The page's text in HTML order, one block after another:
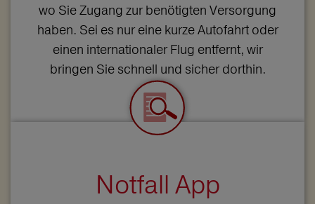
wo Sie Zugang zur benötigten Versorgung
haben. Sei es nur eine kurze Autofahrt oder
einen internationaler Flug entfernt, wir
bringen Sie schnell und sicher dorthin.
Notfall App